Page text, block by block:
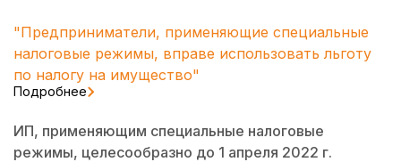
"Предприниматели, применяющие специальные
налоговые режимы, вправе использовать льготу
по налогу на имущество"
Подробнее
ИП, применяющим специальные налоговые
режимы, целесообразно до 1 апреля 2022 г.